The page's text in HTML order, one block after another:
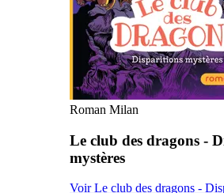
Roman Milan
Le club des dragons -
mystères
Voir Le club des dragons -